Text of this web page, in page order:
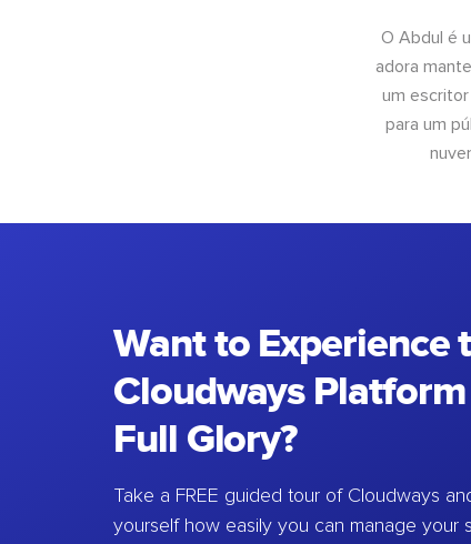
O Abdul é
adora
um
para um
Want to Experience
Cloudways
Full Glory?
Take a FREE guided tour of Cloudways
yourself how easily you can manage your